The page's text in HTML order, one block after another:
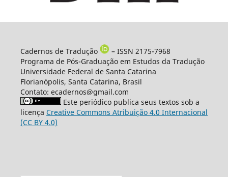
Cadernos de Tradução
– ISSN 2175-7968
Programa de Pós-Graduação em Estudos da Tradução
Universidade Federal de Santa Catarina
Florianópolis, Santa Catarina, Brasil
Contato: ecadernos@gmail.com
Este periódico publica seus textos sob a
licença Creative Commons Atribuição 4.0 Internacional
(CC BY 4.0)